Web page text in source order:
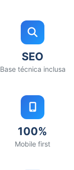
SEO
Base técnica inclusa
100%
Mobile first